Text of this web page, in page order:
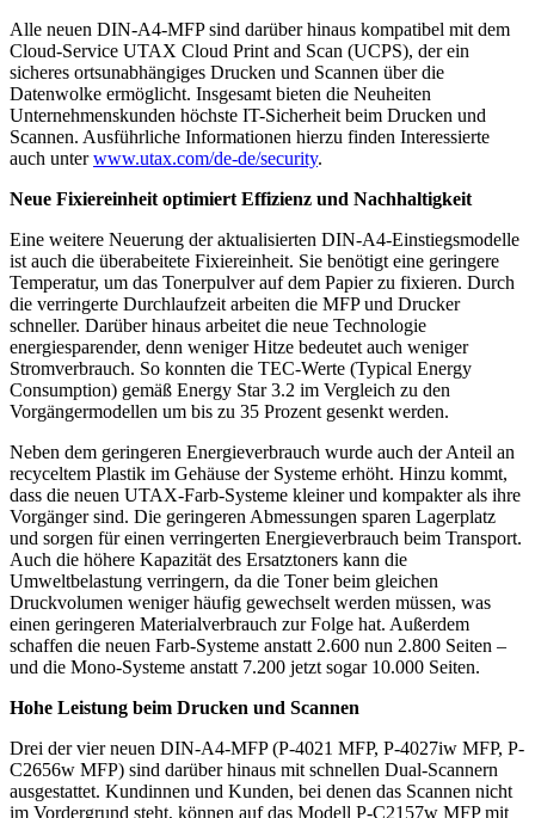
Alle neuen DIN-A4-MFP sind darüber hinaus kompatibel mit dem
Cloud-Service UTAX Cloud Print and Scan (UCPS), der ein
sicheres ortsunabhängiges Drucken und Scannen über die
Datenwolke ermöglicht. Insgesamt bieten die Neuheiten
Unternehmenskunden höchste IT-Sicherheit beim Drucken und
Scannen. Ausführliche Informationen hierzu finden Interessierte
auch unterwww.utax.com/de-de/security.
Neue Fixiereinheit optimiert Effizienz und Nachhaltigkeit
Eine weitere Neuerung der aktualisierten DIN-A4-Einstiegsmodelle
ist auch die überabeitete Fixiereinheit. Sie benötigt eine geringere
Temperatur, um das Tonerpulver auf dem Papier zu fixieren. Durch
die verringerte Durchlaufzeit arbeiten die MFP und Drucker
schneller. Darüber hinaus arbeitet die neue Technologie
energiesparender, denn weniger Hitze bedeutet auch weniger
Stromverbrauch. So konnten die TEC-Werte (Typical Energy
Consumption) gemäß Energy Star 3.2 im Vergleich zu den
Vorgängermodellen um bis zu 35 Prozent gesenkt werden.
Neben dem geringeren Energieverbrauch wurde auch der Anteil an
recyceltem Plastik im Gehäuse der Systeme erhöht. Hinzu kommt,
dass die neuen UTAX-Farb-Systeme kleiner und kompakter als ihre
Vorgänger sind. Die geringeren Abmessungen sparen Lagerplatz
und sorgen für einen verringerten Energieverbrauch beim Transport.
Auch die höhere Kapazität des Ersatztoners kann die
Umweltbelastung verringern, da die Toner beim gleichen
Druckvolumen weniger häufig gewechselt werden müssen, was
einen geringeren Materialverbrauch zur Folge hat. Außerdem
schaffen die neuen Farb-Systeme anstatt 2.600 nun 2.800 Seiten –
und die Mono-Systeme anstatt 7.200 jetzt sogar 10.000 Seiten.
Hohe Leistung beim Drucken und Scannen
Drei der vier neuen DIN-A4-MFP (P-4021 MFP, P-4027iw MFP, P-
C2656w MFP) sind darüber hinaus mit schnellen Dual-Scannern
ausgestattet. Kundinnen und Kunden, bei denen das Scannen nicht
im Vordergrund steht, können auf das Modell P-C2157w MFP mit